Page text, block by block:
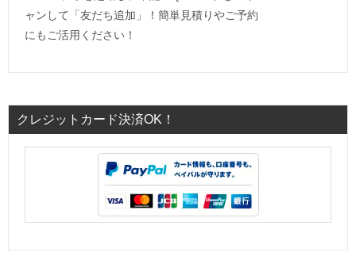
ャンして「友だち追加」！簡単見積りやご予約
にもご活用ください！
クレジットカード決済OK！